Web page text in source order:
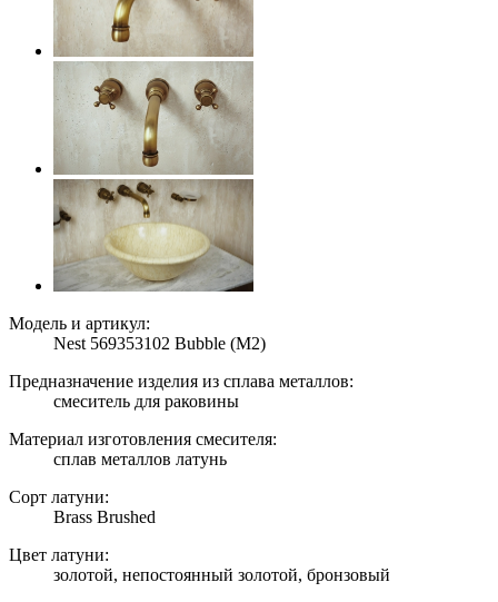
Модель и артикул:
Nest 569353102 Bubble (M2)
Предназначение изделия из сплава металлов:
смеситель для раковины
Материал изготовления смесителя:
сплав металлов латунь
Сорт латуни:
Brass Brushed
Цвет латуни:
золотой, непостоянный золотой, бронзовый